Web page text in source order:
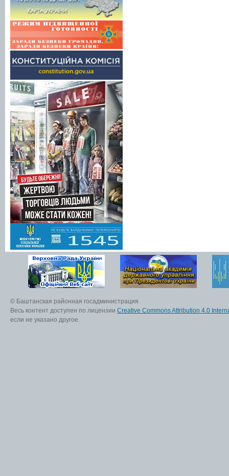
© Баштанская районная госадминистрация
Весь контент доступен по лицензии Creative Commons Attribution 4.0
если не указано другое.